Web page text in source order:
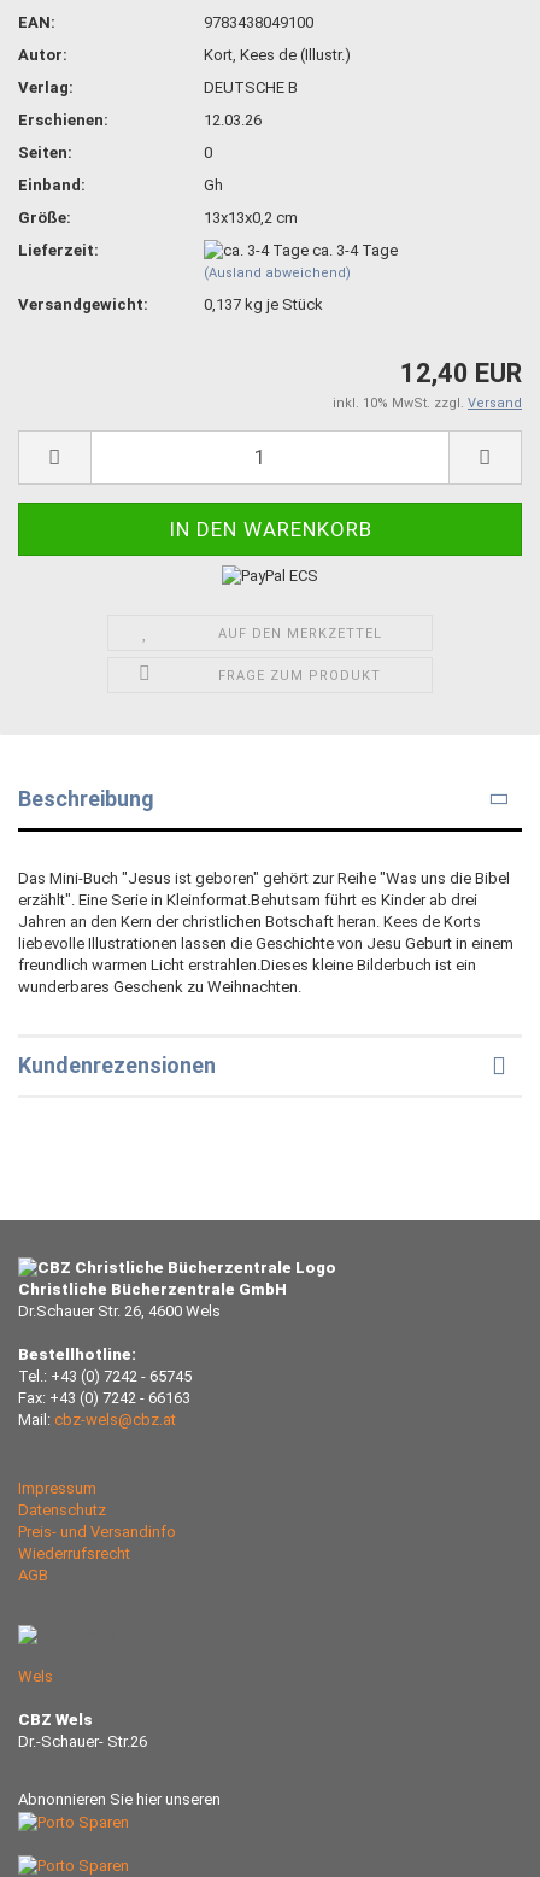
EAN:
9783438049100
Autor:
Kort, Kees de (Illustr.)
Verlag:
DEUTSCHE B
Erschienen:
12.03.26
Seiten:
0
Einband:
Gh
Größe:
13x13x0,2 cm
Lieferzeit:
ca. 3-4 Tage
(Ausland abweichend)
Versandgewicht: 0,137 kg je Stück
12,40 EUR
inkl. 10% MwSt. zzgl. Versand
AUF DEN MERKZETTEL
FRAGE ZUM PRODUKT
Beschreibung
Das Mini-Buch "Jesus ist geboren" gehört zur Reihe "Was uns die Bibel
erzählt". Eine Serie in Kleinformat.Behutsam führt es Kinder ab drei
Jahren an den Kern der christlichen Botschaft heran. Kees de Korts
liebevolle Illustrationen lassen die Geschichte von Jesu Geburt in einem
freundlich warmen Licht erstrahlen.Dieses kleine Bilderbuch ist ein
wunderbares Geschenk zu Weihnachten.
Kundenrezensionen
Christliche Bücherzentrale GmbH
Dr.Schauer Str. 26, 4600 Wels
Bestellhotline:
Tel.: +43 (0) 7242 - 65745
Fax: +43 (0) 7242 - 66163
Mail: cbz-wels@cbz.at
Impressum
Datenschutz
Preis- und Versandinfo
Wiederrufsrecht
AGB
Wels
CBZ Wels
Dr.-Schauer- Str.26
Abnonnieren Sie hier unseren